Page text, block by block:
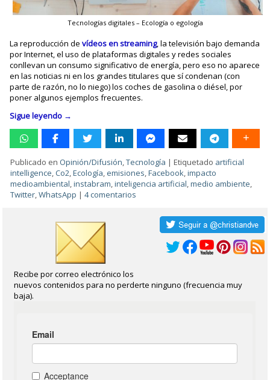
Tecnologías digitales – Ecología o egología
La reproducción devídeos en streaming, la televisión bajo demanda
por Internet, el uso de plataformas digitales y redes sociales
conllevan un consumo significativo de energía, pero eso no aparece
en las noticias ni en los grandes titulares que sí condenan (con
parte de razón, no lo niego) los coches de gasolina o diésel, por
poner algunos ejemplos frecuentes.
Sigue leyendo →
Publicado en Opinión/Difusión,Tecnología |Etiquetado artificial
intelligence,Co2,Ecología, emisiones,Facebook,impacto
medioambiental,instabram,inteligencia artificial,medio ambiente,
Twitter,WhatsApp |4 comentarios
Recibe por correo electrónico los
nuevos contenidos para no perderte ninguno (frecuencia muy
baja).